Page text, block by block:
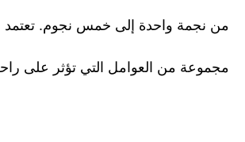
من نجمة واحدة إلى خمس نجوم. تعتمد
مجموعة من العوامل التي تؤثر على